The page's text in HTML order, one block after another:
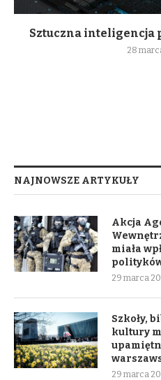
Sztuczna inteligencja
28
NAJNOWSZE ARTYKUŁY
Akcja
miała
29 marca
Szkoły,
kultury
29 marca